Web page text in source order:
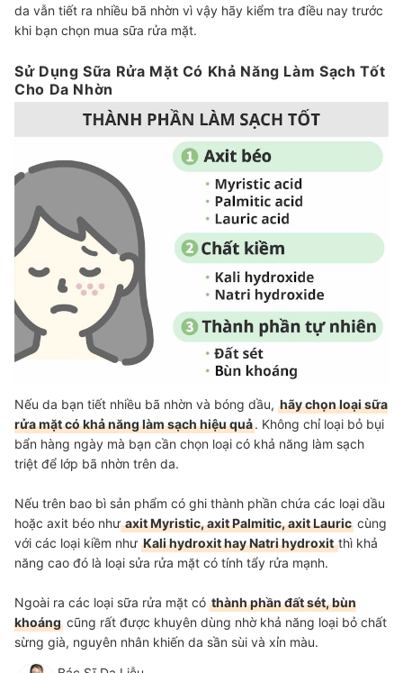
da vẫn tiết ra nhiều bã nhờn vì vậy hãy kiểm tra điều nay trước
khi bạn chọn mua sữa rửa mặt.
Sử Dụng Sữa Rửa Mặt Có Khả Năng Làm Sạch Tốt
Cho Da Nhờn
Nếu da bạn tiết nhiều bã nhờn và bóng dầu, hãy chọn loại sữa
rửa mặt có khả năng làm sạch hiệu quả. Không chỉ loại bỏ bụi
bẩn hàng ngày mà bạn cần chọn loại có khả năng làm sạch
triệt để lớp bã nhờn trên da.
Nếu trên bao bì sản phẩm có ghi thành phần chứa các loại dầu
hoặc axit béo nhưaxit Myristic, axit Palmitic, axit Lauric cùng
với các loại kiềm như Kali hydroxit hay Natri hydroxitthì khả
năng cao đó là loại sửa rửa mặt có tính tẩy rửa mạnh.
Ngoài ra các loại sữa rửa mặt có thành phần đất sét, bùn
khoáng cũng rất được khuyên dùng nhờ khả năng loại bỏ chất
sừng già, nguyên nhân khiến da sần sùi và xỉn màu.